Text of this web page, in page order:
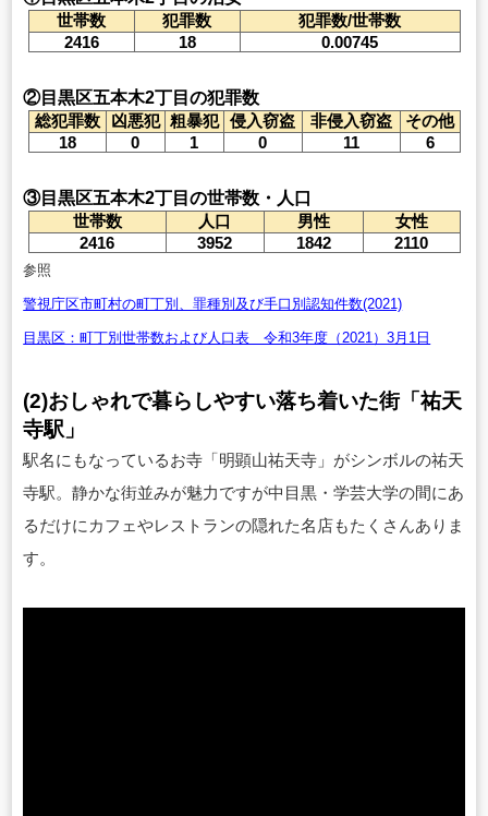
世帯数
犯罪数
犯罪数/世帯数
2416
18 0.00745
②目黒区五本木2丁目の犯罪数
総犯罪数
凶悪犯 粗暴犯 侵入窃盗 非侵入窃盗
その他
18
0 1 0 11 6
③目黒区五本木2丁目の世帯数・人口
世帯数
人口 男性
女性
2416
3952 1842 2110
参照
警視庁区市町村の町丁別、罪種別及び手口別認知件数(2021)
目黒区：町丁別世帯数および人口表 令和3年度（2021）3月1日
(2)おしゃれで暮らしやすい落ち着いた街「祐天
寺駅」
駅名にもなっているお寺「明顕山祐天寺」がシンボルの祐天
寺駅。静かな街並みが魅力ですが中目黒・学芸大学の間にあ
るだけにカフェやレストランの隠れた名店もたくさんありま
す。